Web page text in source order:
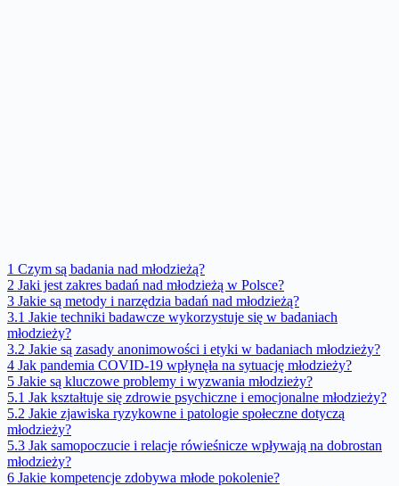
1 Czym są badania nad młodzieżą?
2 Jaki jest zakres badań nad młodzieżą w Polsce?
3 Jakie są metody i narzędzia badań nad młodzieżą?
3.1 Jakie techniki badawcze wykorzystuje się w badaniach
młodzieży?
3.2 Jakie są zasady anonimowości i etyki w badaniach młodzieży?
4 Jak pandemia COVID-19 wpłynęła na sytuację młodzieży?
5 Jakie są kluczowe problemy i wyzwania młodzieży?
5.1 Jak kształtuje się zdrowie psychiczne i emocjonalne młodzieży?
5.2 Jakie zjawiska ryzykowne i patologie społeczne dotyczą
młodzieży?
5.3 Jak samopoczucie i relacje rówieśnicze wpływają na dobrostan
młodzieży?
6 Jakie kompetencje zdobywa młode pokolenie?